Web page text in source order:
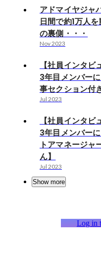
アドマイヤジャ
日間で約1万人
の裏側・・・
Nov 2023
【社員インタ
3年目メンバー
事セクション付
Jul 2023
【社員インタ
3年目メンバー
トアマネージャ
ん】
Jul 2023
Show more
Log in